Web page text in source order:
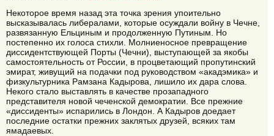
Некоторое время назад эта точка зрения упоительно
высказывалась либералами, которые осуждали войну в Чечне,
развязанную Ельциным и продолженную Путиным. Но
постепенно их голоса стихли. Молниеносное превращение
диссидентствующей Порты (Чечни), выступающей за якобы
самостоятельность от России, в процветающий пропутинский
эмират, живущий на подачки под руководством «акадэмика» и
физкультурника Рамзана Кадырова, лишило их дара слова.
Некого стало выставлять в качестве прозападного
представителя новой чеченской демократии. Все прежние
«диссиденты» испарились в Лондон. А Кадыров доедает
последние остатки прежних заклятых друзей, всяких там
ямадаевых.